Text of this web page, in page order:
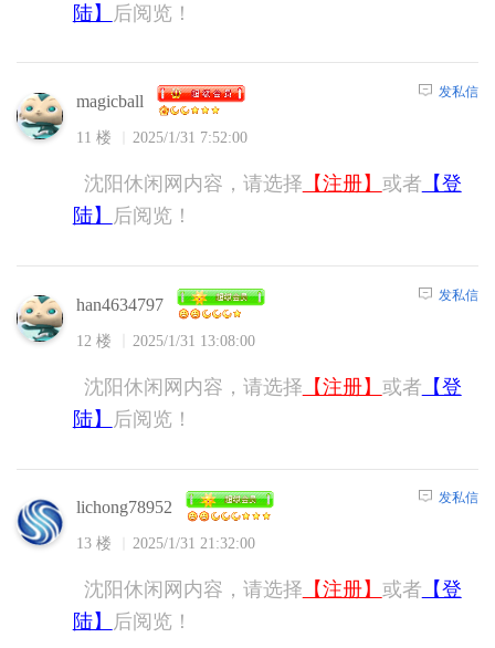
陆】
后阅览！
magicball
11 楼 2025/1/31 7:52:00
发私信
沈阳休闲网内容，请选择 【注册】 或者 【登
陆】
后阅览！
han4634797
12 楼 2025/1/31 13:08:00
发私信
沈阳休闲网内容，请选择 【注册】 或者 【登
陆】
后阅览！
lichong78952
13 楼 2025/1/31 21:32:00
发私信
沈阳休闲网内容，请选择 【注册】 或者 【登
陆】
后阅览！